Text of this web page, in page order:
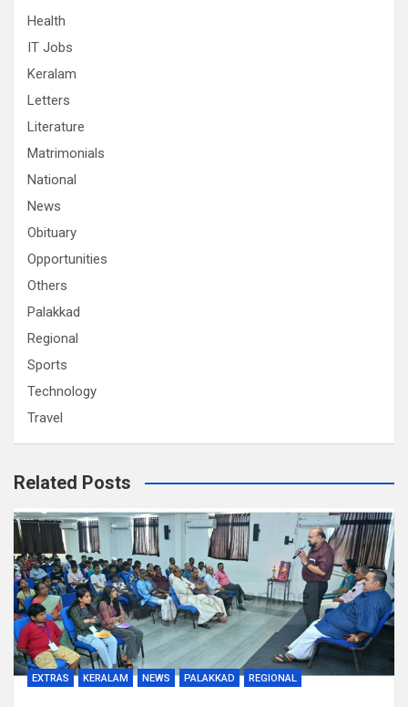
Health
IT Jobs
Keralam
Letters
Literature
Matrimonials
National
News
Obituary
Opportunities
Others
Palakkad
Regional
Sports
Technology
Travel
Related Posts
EXTRAS KERALAM NEWS PALAKKAD REGIONAL